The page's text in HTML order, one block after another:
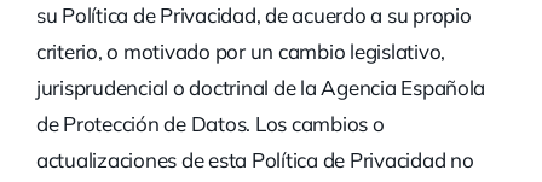
su Política de Privacidad, de acuerdo a su propio
criterio, o motivado por un cambio legislativo,
jurisprudencial o doctrinal de la Agencia Española
de Protección de Datos. Los cambios o
actualizaciones de esta Política de Privacidad no